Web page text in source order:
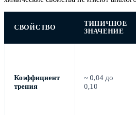
СВОЙСТВО
ТИПИЧНОЕ
ЗНАЧЕНИЕ
Коэффициент
трения
~ 0,04 до
0,10